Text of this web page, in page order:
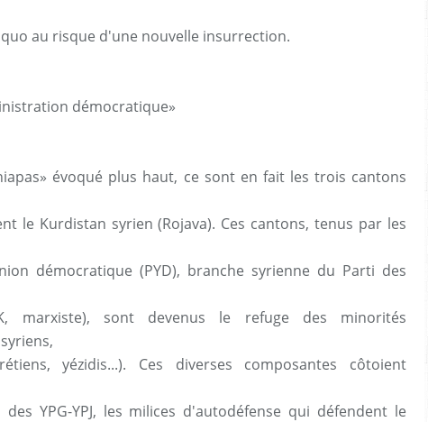
au risque d'une nouvelle insurrection.
démocratique»
évoqué plus haut, ce sont en fait les trois cantons
le Kurdistan syrien (Rojava). Ces cantons, tenus par les
démocratique (PYD), branche syrienne du Parti des
marxiste), sont devenus le refuge des minorités
­yézidis...). Ces diverses composantes côtoient
YPG-YPJ, les milices d'autodéfense qui défendent le